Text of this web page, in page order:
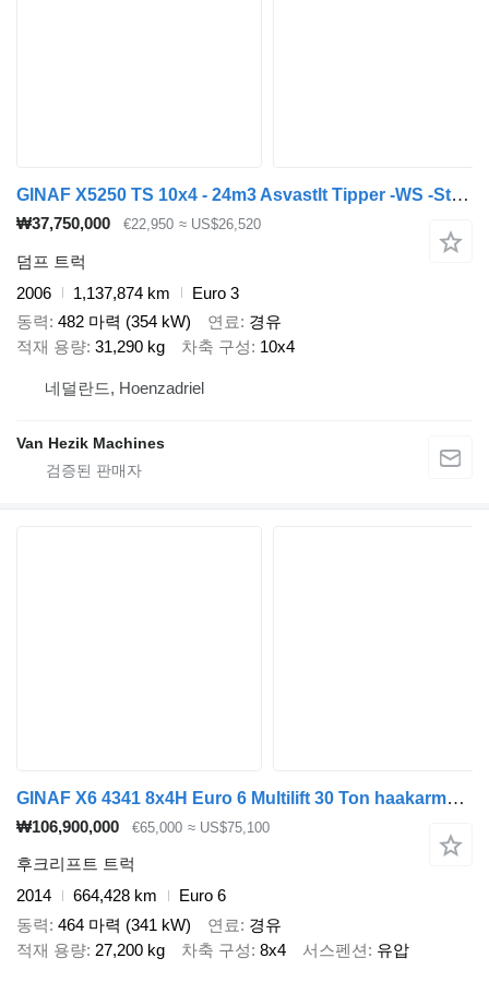
GINAF X5250 TS 10x4 - 24m3 Asvastlt Tipper -WS -Steered -Asvaltklep
₩37,750,000 €22,950 ≈ US$26,520
덤프 트럭
2006
1,137,874 km
Euro 3
동력 482 마력 (354 kW) 연료
경유
적재 용량 31,290 kg 차축 구성 10x4
네덜란드, Hoenzadriel
Van Hezik Machines
GINAF X6 4341 8x4H Euro 6 Multilift 30 Ton haakarmsysteem
₩106,900,000 €65,000 ≈ US$75,100
후크리프트 트럭
2014
664,428 km
Euro 6
동력 464 마력 (341 kW) 연료
경유
적재 용량 27,200 kg 차축 구성 8x4 서스펜션 유압